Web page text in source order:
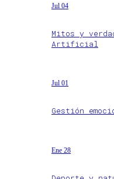
Jul 04
Mitos y
Artificial
Jul 01
Gestión
Ene 28